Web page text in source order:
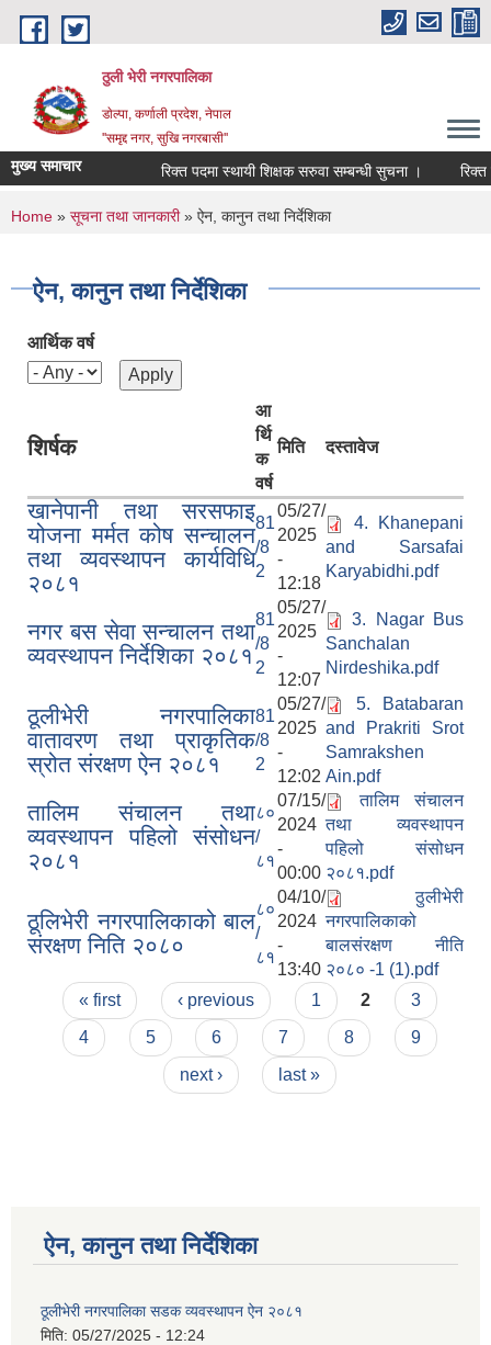
Skip to main content
ठुली भेरी नगरपालिका
डाेल्पा, कर्णाली प्रदेश, नेपाल
''समृद्द नगर, सुखि नगरबासी''
मुख्य समाचार रिक्त पदमा स्थायी शिक्षक सरुवा सम्बन्धी सुचना । रिक्त
You are here
Home » सूचना तथा जानकारी» ऐन, कानुन तथा निर्देशिका
ऐन, कानुन तथा निर्देशिका
आर्थिक वर्ष
शिर्षक
आ
र्थि
क
वर्ष
मिति दस्तावेज
खानेपानी तथा सरसफाइ
योजना मर्मत कोष सन्चालन
तथा व्यवस्थापन कार्यविधि
२०८१
81
/8
2
05/27/
2025
-
12:18
4. Khanepani
and Sarsafai
Karyabidhi.pdf
नगर बस सेवा सन्चालन तथा
व्यवस्थापन निर्देशिका २०८१
81
/8
2
05/27/
2025
-
12:07
3. Nagar Bus
Sanchalan
Nirdeshika.pdf
ठूलीभेरी नगरपालिका
वातावरण तथा प्राकृतिक
स्रोत संरक्षण ऐन २०८१
81
/8
2
05/27/
2025
-
12:02
5. Batabaran
and Prakriti Srot
Samrakshen
Ain.pdf
तालिम संचालन तथा
व्यवस्थापन पहिलो संसोधन
२०८१
८०
/
८१
07/15/
2024
-
00:00
तालिम संचालन
तथा व्यवस्थापन
पहिलो संसोधन
२०८१.pdf
ठूलिभेरी नगरपालिकाको बाल
संरक्षण निति २०८०
८०
/
८१
04/10/
2024
-
13:40
ठुलीभेरी
नगरपालिकाको
बालसंरक्षण नीति
२०८० -1 (1).pdf
Pages
« first ‹ previous 1 2
3
4
5 6 7 8
9
next ›
last »
ऐन, कानुन तथा निर्देशिका
ठूलीभेरी नगरपालिका सडक व्यवस्थापन ऐन २०८१
मिति: 05/27/2025 - 12:24